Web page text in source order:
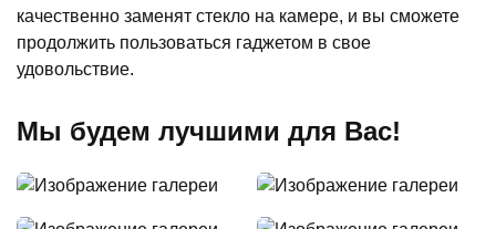
качественно заменят стекло на камере, и вы сможете
продолжить пользоваться гаджетом в свое
удовольствие.
Мы будем лучшими для Вас!